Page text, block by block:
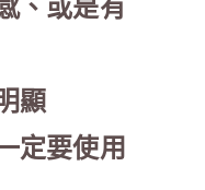
、或是有
顯
定要使用